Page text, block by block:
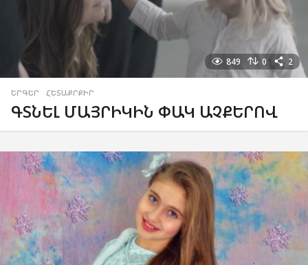
849 0 2
ԵՐԳԵՐ ,ՀԵՏԱՔՐՔԻՐ
ԳՏՆԵԼ ՄԱՅՐԻԿԻՆ ՓԱԿ ԱՉՔԵՐՈՎ